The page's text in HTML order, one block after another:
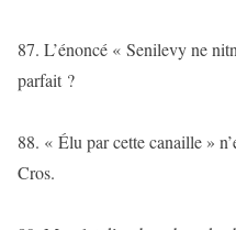
87. L’énoncé « Senilevy ne
parfait ?
88. « Élu par cette canaille »
Cros.